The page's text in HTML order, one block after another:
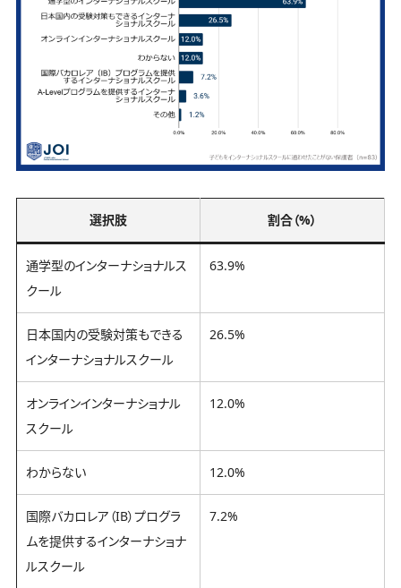
選択肢 割合（%）
通学型のインターナショナルス
クール
63.9%
日本国内の受験対策もできる
インターナショナルスクール
26.5%
オンラインインターナショナル
スクール
12.0%
わからない 12.0%
国際バカロレア（IB）プログラ
ムを提供するインターナショナ
ルスクール
7.2%